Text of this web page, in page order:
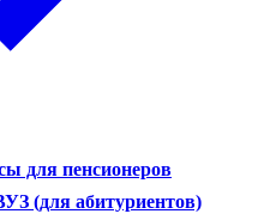
для пенсионеров
(для абитуриентов)